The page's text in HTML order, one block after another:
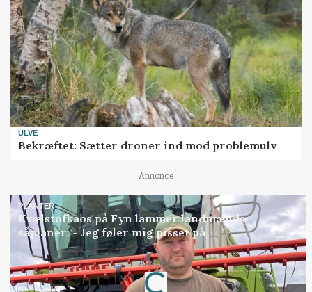
ULVE
Bekræftet: Sætter droner ind mod problemulv
Annonce
PLANTER
Kvælstofkaos på Fyn lammer landmænds
såplaner: - Jeg føler mig pisset på
Annonce
Loading...